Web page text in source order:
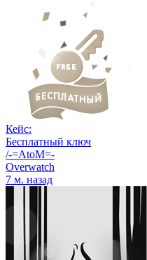
Кейс:
Бесплатный ключ
/-=AtoM=-
Overwatch
7 м. назад